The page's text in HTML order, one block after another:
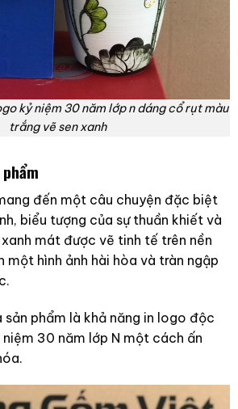
kỷ niệm 30 năm lớp n dáng cổ rụt màu
trắng vẽ sen xanh
đến một câu chuyện đặc biệt
biểu tượng của sự thuần khiết và
mát được vẽ tinh tế trên nền
một hình ảnh hài hòa và tràn ngập
phẩm là khả năng in logo độc
niệm 30 năm lớp N một cách ấn